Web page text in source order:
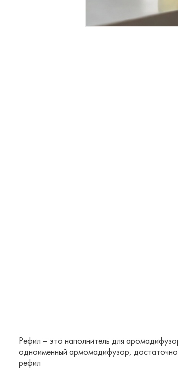
Рефил – это наполнитель для
одноименный армомадифузор,
рефил